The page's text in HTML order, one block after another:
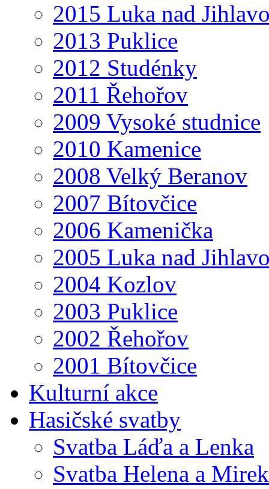
2015 Luka nad
2013 Puklice
2012 Studénky
2011 Řehořov
2009 Vysoké studnice
2010 Kamenice
2008 Velký Beranov
2007 Bítovčice
2006 Kamenička
2005 Luka nad
2004 Kozlov
2003 Puklice
2002 Řehořov
2001 Bítovčice
Kulturní akce
Hasičské svatby
Svatba Láďa a Lenka
Svatba Helena a Mirek